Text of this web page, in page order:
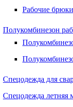
Рабочие
Полукомбинезон
Спецодежда для
Спецодежда летняя